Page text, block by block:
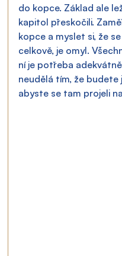
do kopce. Základ ale
kapitol přeskočili.
kopce a myslet si, že
celkově, je omyl.
ní je potřeba
neudělá tím, že
abyste se tam projeli